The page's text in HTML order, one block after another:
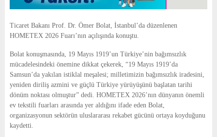
Ticaret Bakanı Prof. Dr. Ömer Bolat, İstanbul’da düzenlenen
HOMETEX 2026 Fuarı’nın açılışında konuştu.
Bolat konuşmasında, 19 Mayıs 1919’un Türkiye’nin bağımsızlık
mücadelesindeki önemine dikkat çekerek, “19 Mayıs 1919’da
Samsun’da yakılan istiklal meşalesi; milletimizin bağımsızlık iradesini,
yeniden diriliş azmini ve güçlü Türkiye yürüyüşünü başlatan tarihi
dönüm noktası olmuştur” dedi. HOMETEX 2026’nın dünyanın önemli
ev tekstili fuarları arasında yer aldığını ifade eden Bolat,
organizasyonun sektörün uluslararası rekabet gücünü ortaya koyduğunu
kaydetti.